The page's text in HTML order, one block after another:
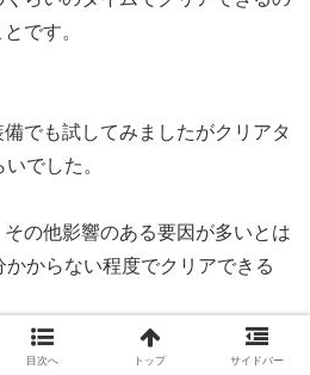
です。
でも試してみましたがクリアタ
でした。
の他影響のある要因が多いとは
からない程度でクリアできる
目次へ トップ サイドバー